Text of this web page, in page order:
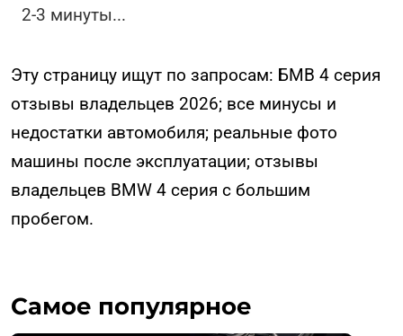
2-3 минуты...
Эту страницу ищут по запросам: БМВ 4 серия
отзывы владельцев 2026; все минусы и
недостатки автомобиля; реальные фото
машины после эксплуатации; отзывы
владельцев BMW 4 серия с большим
пробегом.
Самое популярное